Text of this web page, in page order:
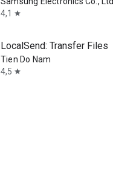
4,1
star
LocalSend: Transfer Files
Tien Do Nam
4,5 star